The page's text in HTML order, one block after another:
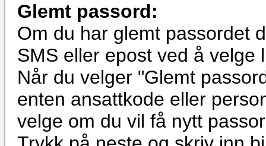
Glemt passord:
Om du har glemt passordet
SMS eller epost ved å velge
Når du velger "Glemt
enten ansattkode eller
velge om du vil få nytt